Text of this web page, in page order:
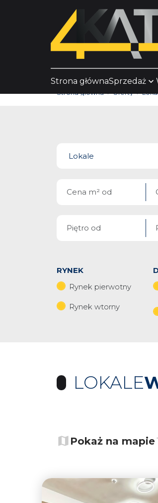
Strona głównaSprzedaż
Strona główna Oferty
RYNEK
Rynek pierwotny
Rynek wtorny
LOKALE
−
Pokaż na mapie